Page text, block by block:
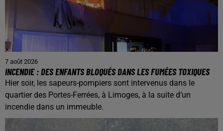
7 août 2026
INCENDIE : DES ENFANTS BLOQUÉS DANS LES FUMÉES TOXIQUES
Hier soir, les sapeurs-pompiers sont intervenus dans le
quartier des Portes-Ferrées, à Limoges, à la suite d’un
incendie dans un immeuble.